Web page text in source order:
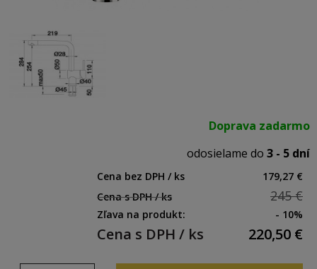
Doprava zadarmo
odosielame do 3 - 5 dní
Cena bez DPH / ks
179,27 €
Cena s DPH / ks
245 €
Zľava na produkt: - 10%
Cena s DPH / ks 220,50 €